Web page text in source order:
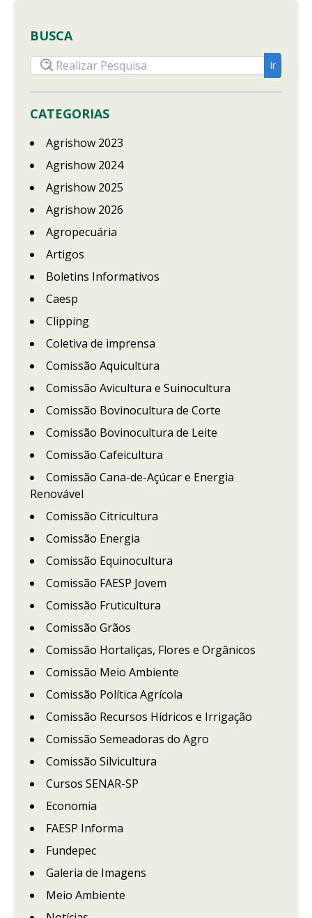
BUSCA
CATEGORIAS
Agrishow 2023
Agrishow 2024
Agrishow 2025
Agrishow 2026
Agropecuária
Artigos
Boletins Informativos
Caesp
Clipping
Coletiva de imprensa
Comissão Aquicultura
Comissão Avicultura e Suinocultura
Comissão Bovinocultura de Corte
Comissão Bovinocultura de Leite
Comissão Cafeicultura
Comissão Cana-de-Açúcar e Energia
Renovável
Comissão Citricultura
Comissão Energia
Comissão Equinocultura
Comissão FAESP Jovem
Comissão Fruticultura
Comissão Grãos
Comissão Hortaliças, Flores e Orgânicos
Comissão Meio Ambiente
Comissão Política Agrícola
Comissão Recursos Hídricos e Irrigação
Comissão Semeadoras do Agro
Comissão Silvicultura
Cursos SENAR-SP
Economia
FAESP Informa
Fundepec
Galeria de Imagens
Meio Ambiente